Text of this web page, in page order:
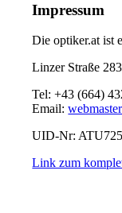
Impressum
Die optiker.at ist
Linzer Straße
Tel: +43 (664)
Email:
UID-Nr:
Link zum